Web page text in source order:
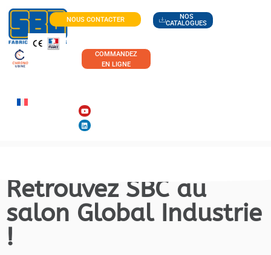
NOUS CONTACTER
NOS
CATALOGUES
COMMANDEZ
EN LIGNE
Retrouvez SBC au
salon Global Industrie
!